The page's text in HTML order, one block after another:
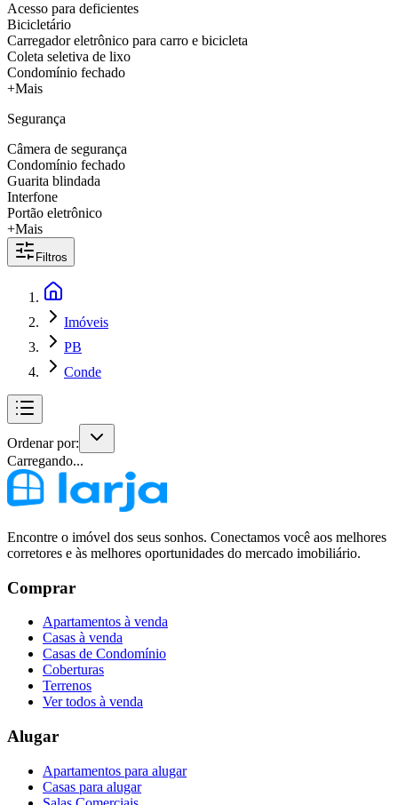
Acesso para deficientes
Bicicletário
Carregador eletrônico para carro e bicicleta
Coleta seletiva de lixo
Condomínio fechado
+Mais
Segurança
Câmera de segurança
Condomínio fechado
Guarita blindada
Interfone
Portão eletrônico
+Mais
Filtros
Imóveis
PB
Conde
Ordenar por:
Carregando...
Encontre o imóvel dos seus sonhos. Conectamos você aos melhores
corretores e às melhores oportunidades do mercado imobiliário.
Comprar
Apartamentos à venda
Casas à venda
Casas de Condomínio
Coberturas
Terrenos
Ver todos à venda
Alugar
Apartamentos para alugar
Casas para alugar